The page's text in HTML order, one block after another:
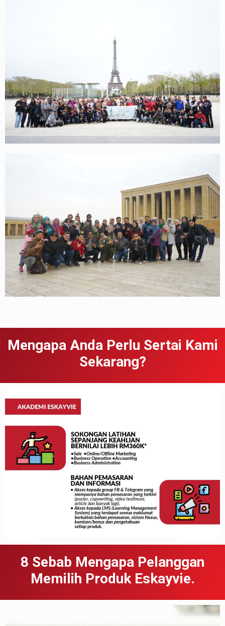
Mengapa Anda Perlu Sertai Kami
Sekarang?
8 Sebab Mengapa Pelanggan
Memilih Produk Eskayvie.